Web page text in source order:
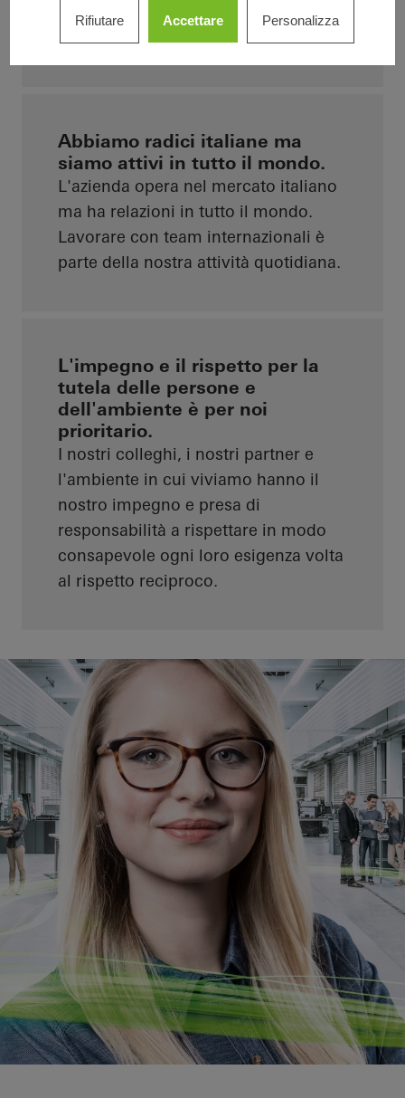
l'innovazione è uno dei nostri punti
di forza.
Abbiamo radici italiane ma
siamo attivi in tutto il mondo.
L'azienda opera nel mercato italiano
ma ha relazioni in tutto il mondo.
Lavorare con team internazionali è
parte della nostra attività quotidiana.
L'impegno e il rispetto per la
tutela delle persone e
dell'ambiente è per noi
prioritario.
I nostri colleghi, i nostri partner e
l'ambiente in cui viviamo hanno il
nostro impegno e presa di
responsabilità a rispettare in modo
consapevole ogni loro esigenza volta
al rispetto reciproco.
Rifiutare Accettare Personalizza